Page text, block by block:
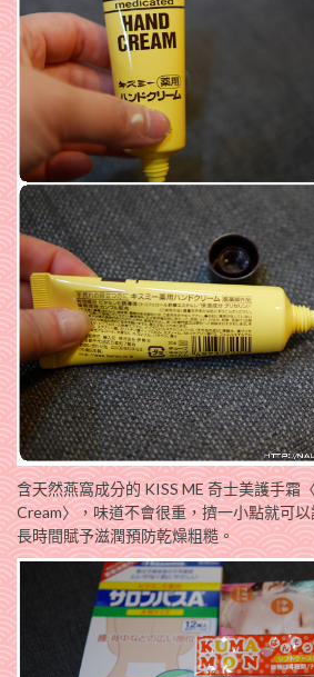
含天然燕窩成分的 KISS ME 奇士美護手霜
Cream〉，味道不會很重，擠一小點就可
長時間賦予滋潤預防乾燥粗糙。